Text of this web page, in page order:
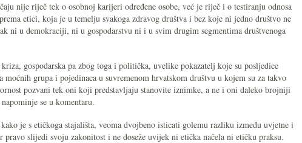
nije riječ tek o osobnoj karijeri određene osobe, već je riječ i o testiranju odnosa
etici, koja je u temelju svakoga zdravog društva i bez koje ni jedno društvo ne
ni u demokraciji, ni u gospodarstvu ni i u svim drugim segmentima društvenoga
gospodarska pa zbog toga i politička, uvelike pokazatelj koje su posljedice
moćnih grupa i pojedinaca u suvremenom hrvatskom društvu u kojem su za takvo
pozvani tek oni koji predstavljaju stanovite iznimke, a ne i oni daleko brojniji
se u komentaru.
je s etičkoga stajališta, veoma dvojbeno isticati golemu razliku između uvjetne i
pravo slijedi svoju zakonitost i ne doseže uvijek ni etička načela ni etičku praksu.